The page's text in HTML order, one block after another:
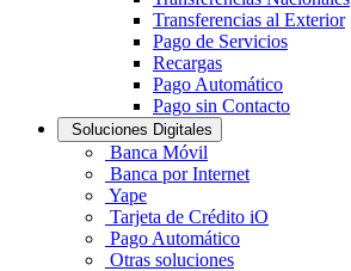
Transferencias al Exterior
Pago de Servicios
Recargas
Pago Automático
Pago sin Contacto
Soluciones Digitales
Banca Móvil
Banca por Internet
Yape
Tarjeta de Crédito iO
Pago Automático
Otras soluciones